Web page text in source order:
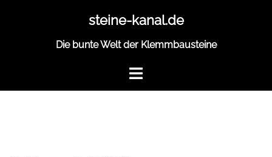
steine-kanal.de
Die bunte Welt der Klemmbausteine